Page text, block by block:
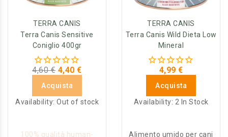
TERRA CANIS
Terra Canis Sensitive
Coniglio 400gr
4,60 € 4,40 €
Acquista
Availability: Out of stock
100% qualità human-
TERRA CANIS
Terra Canis Wild Dieta Low
Mineral
4,99 €
Acquista
Availability: 2 In Stock
Alimento umido per cani